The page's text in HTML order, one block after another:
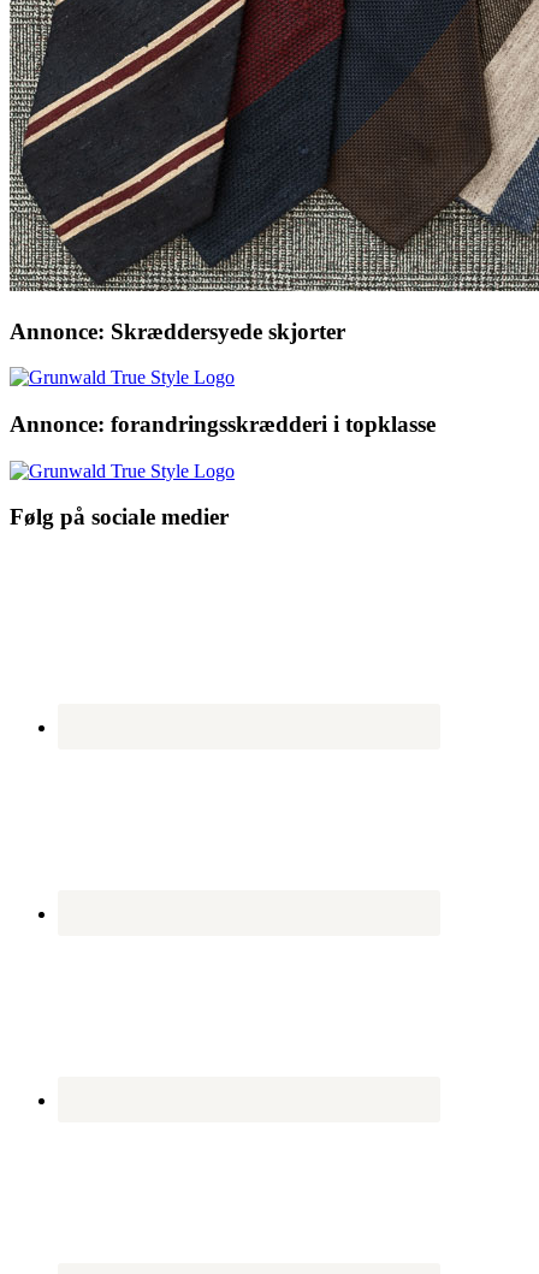
Annonce: Skræddersyede skjorter
Annonce: forandringsskrædderi i topklasse
Følg på sociale medier